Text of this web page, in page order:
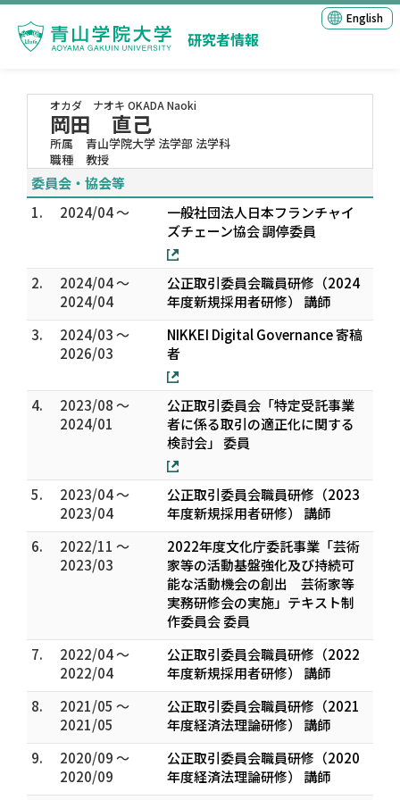
研究者情報
English
オカダ ナオキ OKADA Naoki
岡田 直己
所属
青山学院大学 法学部 法学科
職種
教授
委員会・協会等
1.
2024/04 ～
一般社団法人日本フランチャイ
ズチェーン協会 調停委員
2.
2024/04 ～
2024/04
公正取引委員会職員研修（2024
年度新規採用者研修） 講師
3.
2024/03 ～
2026/03
NIKKEI Digital Governance 寄稿
者
4.
2023/08 ～
2024/01
公正取引委員会「特定受託事業
者に係る取引の適正化に関する
検討会」 委員
5.
2023/04 ～
2023/04
公正取引委員会職員研修（2023
年度新規採用者研修） 講師
6.
2022/11 ～
2023/03
2022年度文化庁委託事業「芸術
家等の活動基盤強化及び持続可
能な活動機会の創出 芸術家等
実務研修会の実施」テキスト制
作委員会 委員
7.
2022/04 ～
2022/04
公正取引委員会職員研修（2022
年度新規採用者研修） 講師
8.
2021/05 ～
2021/05
公正取引委員会職員研修（2021
年度経済法理論研修） 講師
9.
2020/09 ～
2020/09
公正取引委員会職員研修（2020
年度経済法理論研修） 講師